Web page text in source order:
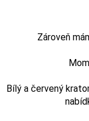
Zároveň
Bílý a červený